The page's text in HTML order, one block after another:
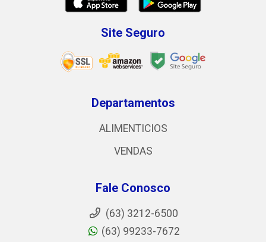
Site Seguro
Departamentos
ALIMENTICIOS
VENDAS
Fale Conosco
(63) 3212-6500
(63) 99233-7672